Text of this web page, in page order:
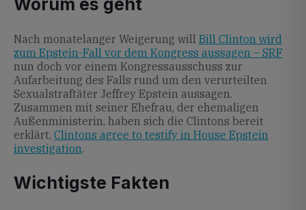
Worum es geht
Nach monatelanger Weigerung will Bill Clinton wird
zum Epstein-Fall vor dem Kongress aussagen – SRF
nun doch vor einem Kongressausschuss zur
Aufarbeitung des Falls rund um den verurteilten
Sexualstraftäter Jeffrey Epstein aussagen.
Zusammen mit seiner Ehefrau, der ehemaligen
Außenministerin, haben sich die Clintons bereit
erklärt, Clintons agree to testify in House Epstein
investigation.
Wichtigste Fakten